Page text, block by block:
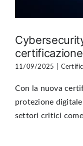
11/09/2025
Con la nuova
protezione
settori critici come